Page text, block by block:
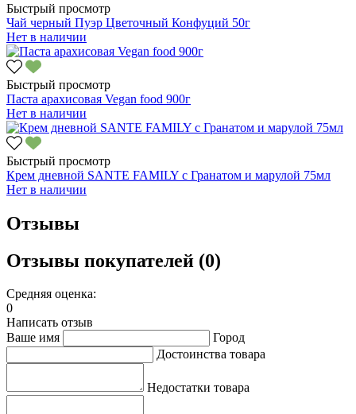
Быстрый просмотр
Чай черный Пуэр Цветочный Конфуций 50г
Нет в наличии
Быстрый просмотр
Паста арахисовая Vegan food 900г
Нет в наличии
Быстрый просмотр
Крем дневной SANTE FAMILY с Гранатом и марулой 75мл
Нет в наличии
Отзывы
Отзывы покупателей (0)
Средняя оценка:
0
Написать отзыв
Ваше имя
Город
Достоинства товара
Недостатки товара